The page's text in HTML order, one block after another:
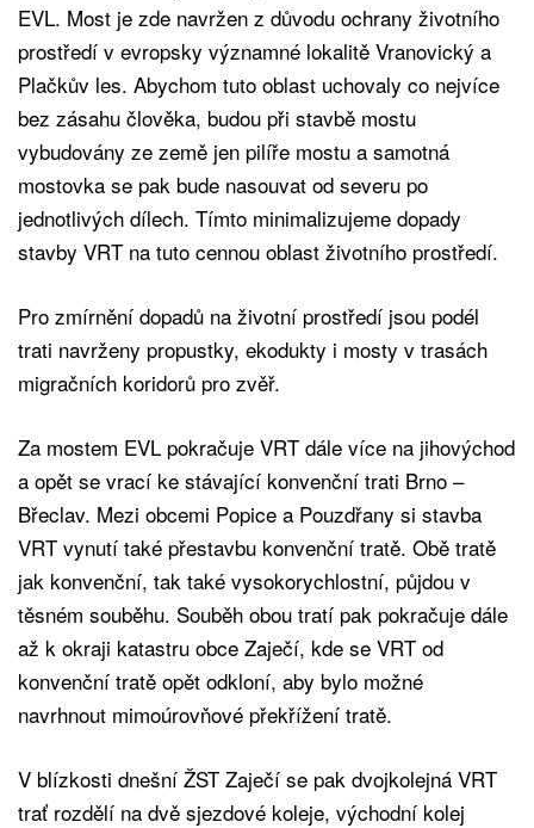
EVL. Most je zde navržen z důvodu ochrany životního
prostředí v evropsky významné lokalitě Vranovický a
Plačkův les. Abychom tuto oblast uchovaly co nejvíce
bez zásahu člověka, budou při stavbě mostu
vybudovány ze země jen pilíře mostu a samotná
mostovka se pak bude nasouvat od severu po
jednotlivých dílech. Tímto minimalizujeme dopady
stavby VRT na tuto cennou oblast životního prostředí.
Pro zmírnění dopadů na životní prostředí jsou podél
trati navrženy propustky, ekodukty i mosty v trasách
migračních koridorů pro zvěř.
Za mostem EVL pokračuje VRT dále více na jihovýchod
a opět se vrací ke stávající konvenční trati Brno –
Břeclav. Mezi obcemi Popice a Pouzdřany si stavba
VRT vynutí také přestavbu konvenční tratě. Obě tratě
jak konvenční, tak také vysokorychlostní, půjdou v
těsném souběhu. Souběh obou tratí pak pokračuje dále
až k okraji katastru obce Zaječí, kde se VRT od
konvenční tratě opět odkloní, aby bylo možné
navrhnout mimoúrovňové překřížení tratě.
V blízkosti dnešní ŽST Zaječí se pak dvojkolejná VRT
trať rozdělí na dvě sjezdové koleje, východní kolej